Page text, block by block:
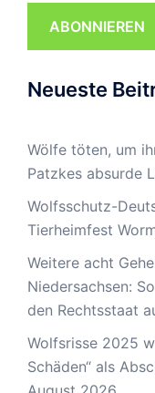
ABONNIEREN
Neueste
Wölfe töten, um
Patzkes absurde
Wolfsschutz-
Tierheimfest
Weitere acht
Niedersachsen:
den Rechtsstaat
Wolfsrisse 2025
Schäden“ als